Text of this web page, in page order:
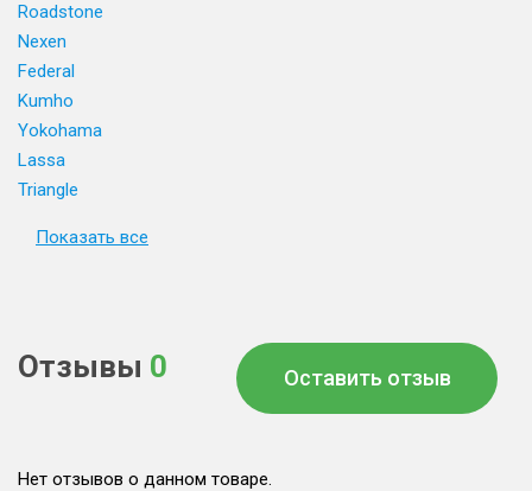
Roadstone
Nexen
Federal
Kumho
Yokohama
Lassa
Triangle
Показать все
Отзывы 0 Оставить отзыв
Нет отзывов о данном товаре.